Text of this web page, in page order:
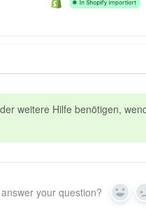
weitere Hilfe benötigen,
your question? Yes